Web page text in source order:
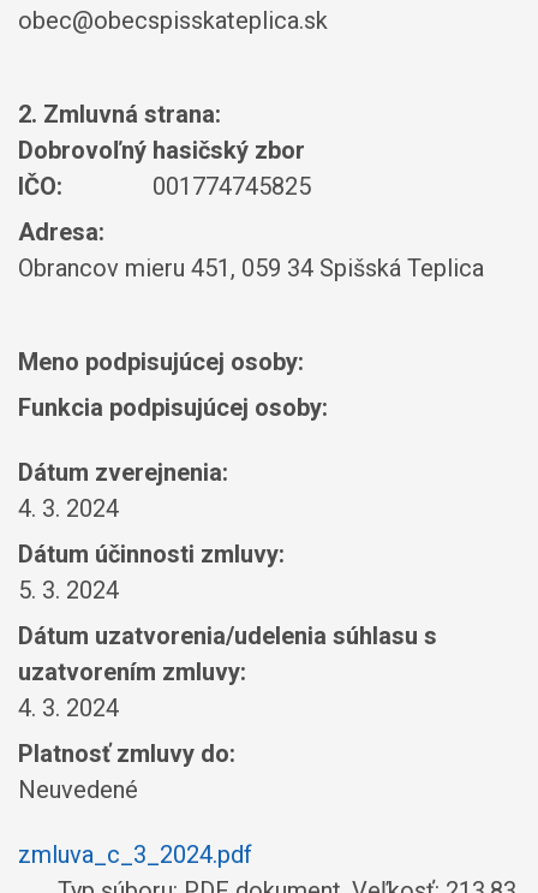
obec@obecspisskateplica.sk
2. Zmluvná strana:
Dobrovoľný hasičský zbor
IČO:
001774745825
Adresa:
Obrancov mieru 451, 059 34 Spišská Teplica
Meno podpisujúcej osoby:
Funkcia podpisujúcej osoby:
Dátum zverejnenia:
4. 3. 2024
Dátum účinnosti zmluvy:
5. 3. 2024
Dátum uzatvorenia/udelenia súhlasu s
uzatvorením zmluvy:
4. 3. 2024
Platnosť zmluvy do:
Neuvedené
zmluva_c_3_2024.pdf